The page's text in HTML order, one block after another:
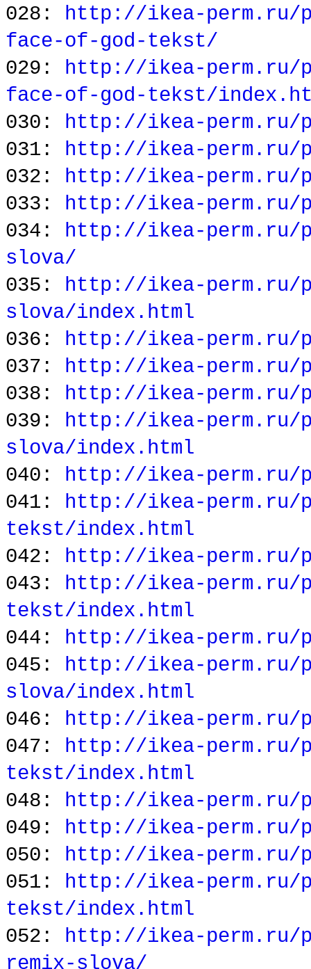
028: http://ikea-perm.ru/
face-of-god-tekst/
029: http://ikea-perm.ru/
face-of-god-tekst/
030: http://ikea-perm.ru/
031: http://ikea-perm.ru/
032: http://ikea-
033: http://ikea-perm.ru/
034: http://ikea-perm.ru/
slova/
035: http://ikea-perm.ru/
slova/index.html
036: http://ikea-perm.ru/
037: http://ikea-perm.ru/
038: http://ikea-perm.ru/
039: http://ikea-perm.ru/
slova/index.html
040: http://ikea-perm.ru/
041: http://ikea-perm.ru/
tekst/index.html
042: http://ikea-perm.ru/
043: http://ikea-perm.ru/
tekst/index.html
044: http://ikea-perm.ru/
045: http://ikea-perm.ru/
slova/index.html
046: http://ikea-
047: http://ikea-perm.ru/
tekst/index.html
048: http://ikea-perm.ru/
049: http://ikea-perm.ru/
050: http://ikea-perm.ru/
051: http://ikea-perm.ru/
tekst/index.html
052: http://ikea-perm.ru/
remix-slova/